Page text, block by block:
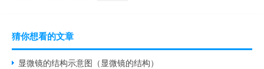
猜你想看的文章
显微镜的结构示意图（显微镜的结构）